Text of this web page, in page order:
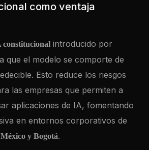
como ventaja
constitucional introducido por
que el modelo se comporte de
Esto reduce los riesgos
las empresas que permiten a
aplicaciones de IA, fomentando
en entornos corporativos de
y Bogotá.